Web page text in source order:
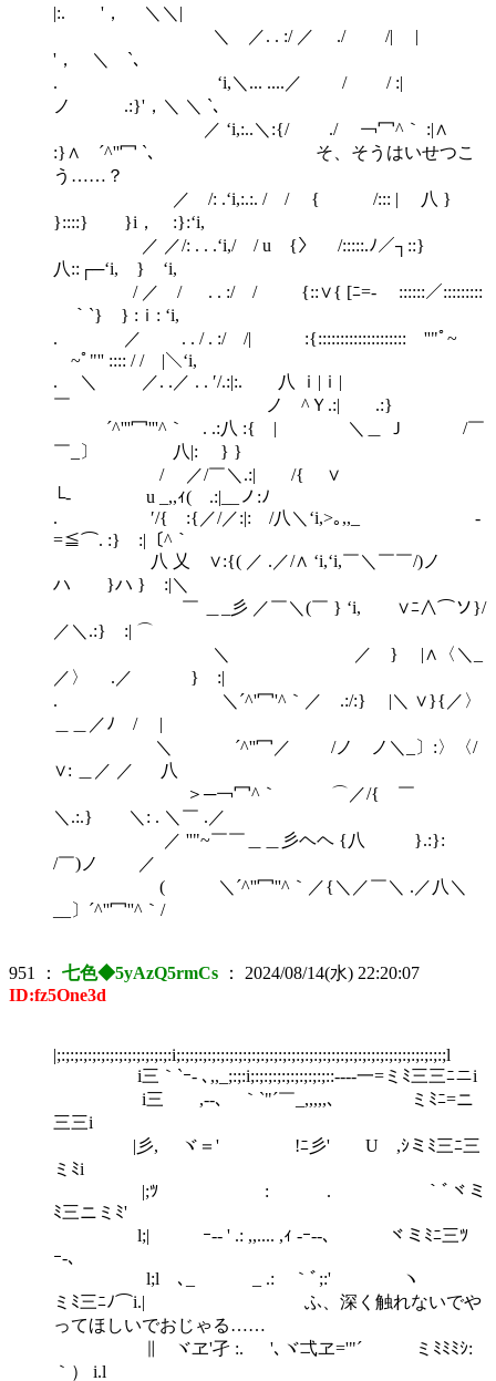
|:. '， ＼＼|
＼ ／. . :/ ／ ./ /| |
'， ＼ `､
. ‘i,＼... ....／ / / :|
ノ .:}'，＼ ＼ `､
／ ‘i,:..＼:{/ ./ ￢冖^｀ :|∧
:}∧ ´^''冖 `､ そ、そうはいせつこ
う……？
／ /: .‘i,:.:. / / { /::: | 八 }
}::::} }i， :}:‘i,
／ ／/: . . .‘i,/ / u {〉 /:::::.ﾉ／┐::}
八::┌─‘i, } ‘i,
/ ／ / . . :/ / {::∨{ [ﾆ=- ￣::::::／:::::::::
￣｀`} } :ｉ: ‘i,
. ／ . . / . :/ /| :{:::::::::::::::::::: ''"ﾟ~￣
￣~ﾟ"'' :::: / / |＼‘i,
. ＼ ／. .／ . . ′/.:|:. 八 ｉ|ｉ|
￣ ノ ^Ｙ.:| .:}
´^'''冖'''^｀ . .:八 :{ | ＼＿ Ｊ /￣
￣_〕 八|: } }
/ ／/￣＼.:| /{ ∨
└‐ u _,,ｨ( .:|__ノ:ﾉ
. ′/{ :{／/／:|: /八＼‘i,>｡,,_ -
=≦⌒. :} :|〔^｀
八 乂 ∨:{( ／ .／/∧ ‘i,‘i,￣＼￣￣/)ノ
ハ }ハ } :|＼
￣ ＿_彡 ／￣＼(￣ } ‘i, ∨ﾆ∧⌒ソ}/
／＼.:} :| ⌒
＼ ／ } |∧〈＼_
／〉 .／ } :|
. ＼´^'冖'^｀／ .:/:} |＼ ∨}{／〉
＿＿／ﾉ / |
＼ ´^''冖／ /ノ ノ＼_〕:〉〈/
∨: ＿／ ／ 八
＞─￢冖^｀ ⌒／/{ ￣
＼.:.} ＼: . ＼￣ .／
／ ''"~￣￣＿＿彡ヘヘ {八 }.:}:
/￣)ノ ／
( ＼´^''冖''^｀／{＼／￣＼ .／八＼
__〕´^''冖''^｀/
951 ： 七色◆5yAzQ5rmCs ： 2024/08/14(水) 22:20:07
ID:fz5One3d
|;:;:;:;:;:;:;:;:;:;:;:;:;:i;:;:;:;:;:;:;:;:;:;:;:;:;:;:;:;:;:;:;:;:;:;:;:;:;:;:;:;:;:;:;l
i三｀`ｰ- ､,,_;:;:i;:;:;:;:;:;:;:;:;::--‐‐一=ミﾐ三三ﾆニi
i三 ,--､ ｀`"´￣_,,,,,､ ミﾐﾆ=ニ
三三i
|彡, ヾ＝' !ﾆ彡' U ,ｼミﾐ三ﾆ三
ミﾐi
|;ﾂ : . ｀ﾞヾミ
ﾐ三ニミﾐ'
l;| ｰ-- ' .: ,,.... ,ｨ -ｰ‐-､ ヾミﾐﾆ三ﾂ
ｰ-､
l;l ､_ _ .: ｀ﾞ;:' ヽ
ミﾐ三ﾆﾉ⌒i.| ふ、深く触れないでや
ってほしいでおじゃる……
∥ ヾヱ'孑 :. '､ヾ弌ヱ='"´ ミﾐﾐﾐｼ:
｀） i.l